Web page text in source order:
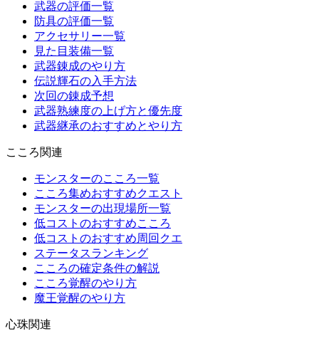
武器の評価一覧
防具の評価一覧
アクセサリー一覧
見た目装備一覧
武器錬成のやり方
伝説輝石の入手方法
次回の錬成予想
武器熟練度の上げ方と優先度
武器継承のおすすめとやり方
こころ関連
モンスターのこころ一覧
こころ集めおすすめクエスト
モンスターの出現場所一覧
低コストのおすすめこころ
低コストのおすすめ周回クエ
ステータスランキング
こころの確定条件の解説
こころ覚醒のやり方
魔王覚醒のやり方
心珠関連